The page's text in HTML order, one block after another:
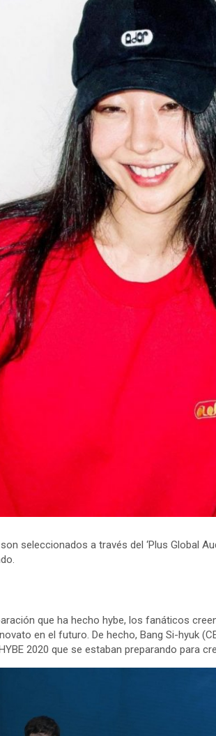
seleccionados a través del ‘Plus Global
que ha hecho hybe, los fanáticos
en el futuro. De hecho, Bang Si-hyuk
2020 que se estaban preparando para